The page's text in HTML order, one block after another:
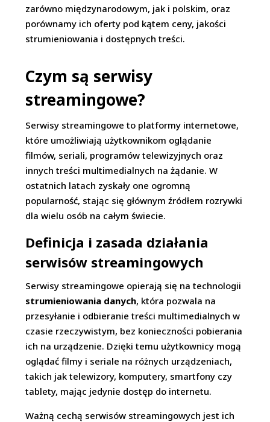
zarówno międzynarodowym, jak i polskim, oraz
porównamy ich oferty pod kątem ceny, jakości
strumieniowania i dostępnych treści.
Czym są serwisy
streamingowe?
Serwisy streamingowe to platformy internetowe,
które umożliwiają użytkownikom oglądanie
filmów, seriali, programów telewizyjnych oraz
innych treści multimedialnych na żądanie. W
ostatnich latach zyskały one ogromną
popularność, stając się głównym źródłem rozrywki
dla wielu osób na całym świecie.
Definicja i zasada działania
serwisów streamingowych
Serwisy streamingowe opierają się na technologii
strumieniowania danych, która pozwala na
przesyłanie i odbieranie treści multimedialnych w
czasie rzeczywistym, bez konieczności pobierania
ich na urządzenie. Dzięki temu użytkownicy mogą
oglądać filmy i seriale na różnych urządzeniach,
takich jak telewizory, komputery, smartfony czy
tablety, mając jedynie dostęp do internetu.
Ważną cechą serwisów streamingowych jest ich